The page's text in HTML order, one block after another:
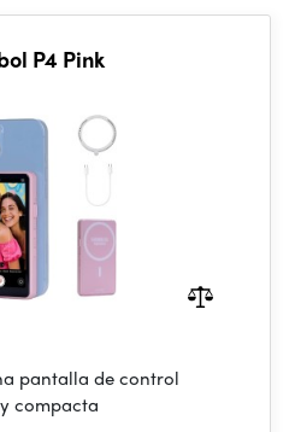
P4 Pink
pantalla de control
compacta